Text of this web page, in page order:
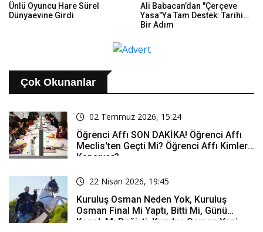
Ünlü Oyuncu Hare Sürel
Dünyaevine Girdi
Ali Babacan’dan "Çerçeve
Yasa"ya Tam Destek: Tarihi
Bir Adım
Çok Okunanlar
02 Temmuz 2026, 15:24
Öğrenci Affı SON DAKİKA! Öğrenci Affı
Meclis'ten Geçti Mi? Öğrenci Affı Kimleri
Kapsıyor?
22 Nisan 2026, 19:45
Kuruluş Osman Neden Yok, Kuruluş
Osman Final Mi Yaptı, Bitti Mi, Günü
Kanalı Mı Değişti, Kuruluş Osman Yeni